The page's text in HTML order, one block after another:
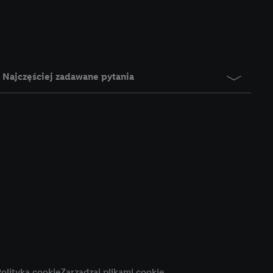
Najczęściej zadawane pytania
jednym z wyżej
możemy
rozpoznać
W tym celu
adres e-
adresu IP. Jeśli
użyciu adresu IP i
usług Lidl. W
Zgodę na
celów marketingu